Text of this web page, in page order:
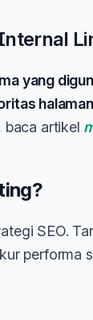
yang
baca artikel
SEO.
performa